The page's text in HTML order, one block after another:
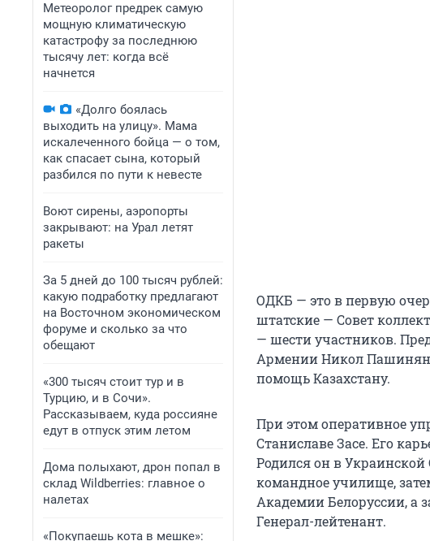
Метеоролог предрек самую
мощную климатическую
катастрофу за последнюю
тысячу лет: когда всё
начнется
«Долго боялась
выходить на улицу». Мама
искалеченного бойца — о том,
как спасает сына, который
разбился по пути к невесте
Воют сирены, аэропорты
закрывают: на Урал летят
ракеты
За 5 дней до 100 тысяч рублей:
какую подработку предлагают
на Восточном экономическом
форуме и сколько за что
обещают
«300 тысяч стоит тур и в
Турцию, и в Сочи».
Рассказываем, куда россияне
едут в отпуск этим летом
Дома полыхают, дрон попал в
склад Wildberries: главное о
налетах
«Покупаешь кота в мешке»:
ОДКБ — это в первую
штатские — Совет
— шести участников.
Армении Никол
помощь Казахстану.
При этом оперативное
Станиславе Засе. Его
Родился он в Украинской
командное училище,
Академии Белоруссии, а
Генерал-лейтенант.